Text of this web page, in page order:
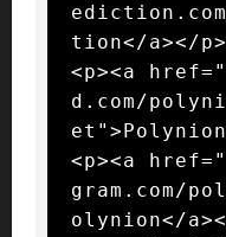
tion</a></p>
<p><a
d.com/
<p><a
gram.com/
olynion</